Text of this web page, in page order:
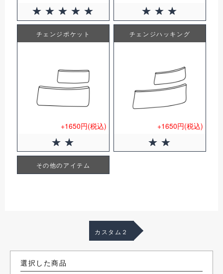
チェンジポケット
+1650円(税込)
チェンジハッキング
+1650円(税込)
その他のアイテム
選択した商品
カスタム２